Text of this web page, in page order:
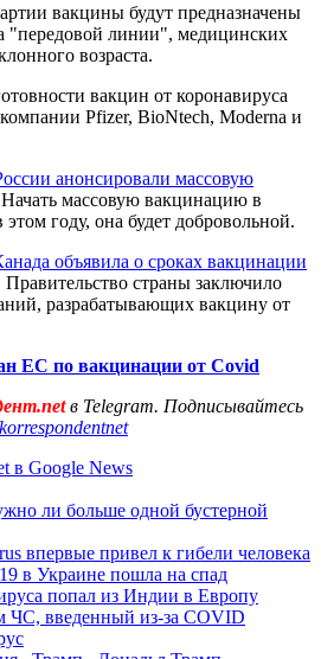
вакцины будут предназначены
"передовой линии", медицинских
возраста.
вакцин от коронавируса
Pfizer, BioNtech, Moderna и
анонсировали массовую
массовую вакцинацию в
году, она будет добровольной.
объявила о сроках вакцинации
Правительство страны заключило
разрабатывающих вакцину от
ЕС по вакцинации от Covid
в Telegram. Подписывайтесь
в Google News
ли больше одной бустерной
впервые привел к гибели человека
в Украине пошла на спад
попал из Индии в Европу
введенный из-за COVID